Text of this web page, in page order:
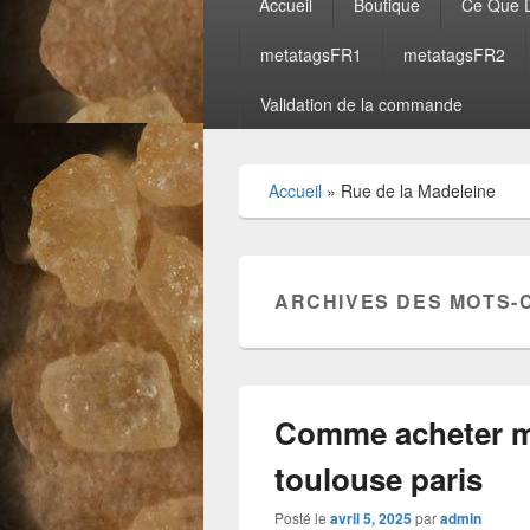
principal
metatagsFR1 metatagsFR2
Validation de la commande
Accueil » Rue de la Madeleine
ARCHIVES DES MOTS-
Comme acheter
toulouse paris
Posté le avril 5, 2025paradmin